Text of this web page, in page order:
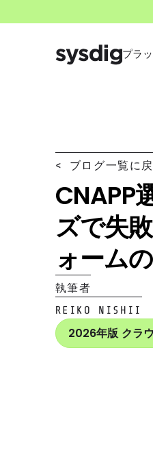
プラ
< ブログ一覧に
CNAPP
ズで失
ォーム
執筆者
REIKO NISHII
2026年版 クラ